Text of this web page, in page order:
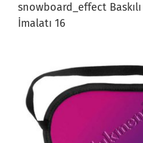
snowboard_effect
İmalatı 16